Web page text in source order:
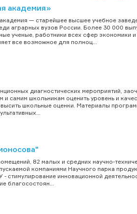
академия»
— старейшее высшее учебное
аграрных вузов России. Более 30 000
ученые, работники всех сфер экономики
все возможное для полноц...
диагностических мероприятий,
самим школьникам оценить уровень и
школьные оценки. Материалы
82 малых и средних научно-
компаниями Научного парка
инновационной
благосостоян...